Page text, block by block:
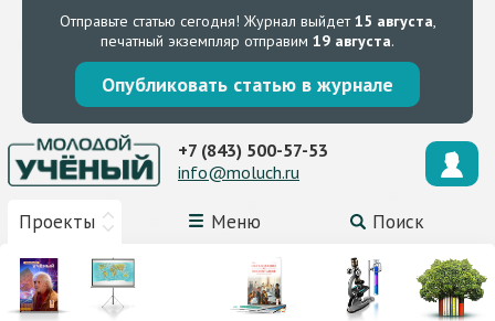
Отправьте статью сегодня! Журнал выйдет15 августа,
печатный экземпляр отправим 19 августа.
Опубликовать статью в журнале
Проекты Меню Поиск
+7 (843) 500-57-53
info@moluch.ru